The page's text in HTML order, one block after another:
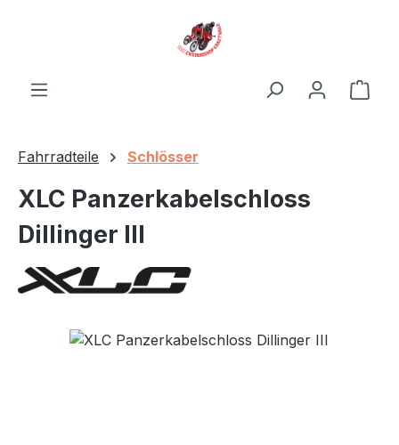
Fahrradteile Schlösser
XLC Panzerkabelschloss
Dillinger III
Bildergalerie überspringen